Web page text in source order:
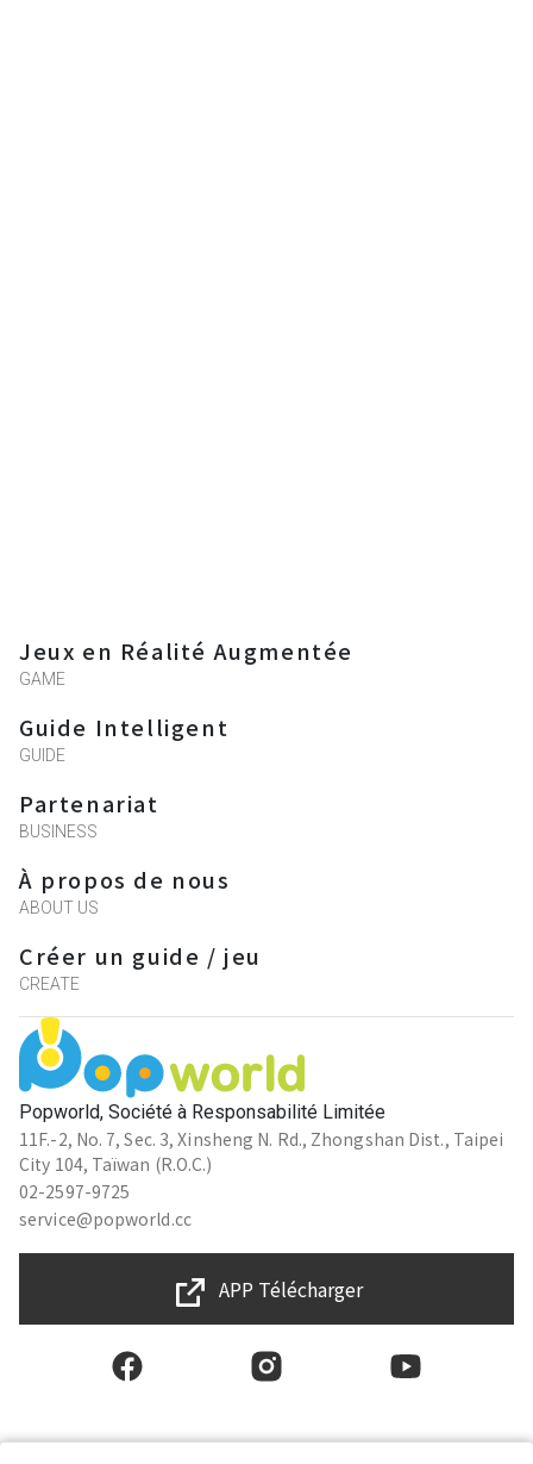
Popworld, Société à Responsabilité Limitée
11F.-2, No. 7, Sec. 3, Xinsheng N. Rd., Zhongshan Dist., Taipei
City 104, Taïwan (R.O.C.)
02-2597-9725
service@popworld.cc
Jeux en Réalité Augmentée
GAME
Guide Intelligent
GUIDE
Partenariat
BUSINESS
À propos de nous
ABOUT US
Créer un guide / jeu
CREATE
APP Télécharger